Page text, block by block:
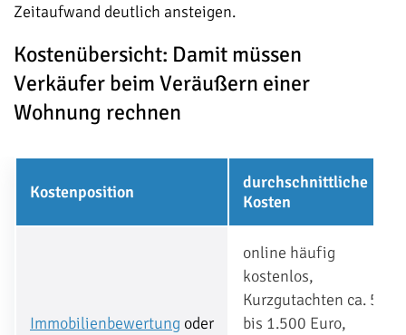
Zeitaufwand deutlich ansteigen.
Kostenübersicht: Damit müssen
Verkäufer beim Veräußern einer
Wohnung rechnen
Kostenposition
durchschnittliche
Kosten
Immobilienbewertung oder
online häufig
kostenlos,
Kurzgutachten ca. 500
bis 1.500 Euro,